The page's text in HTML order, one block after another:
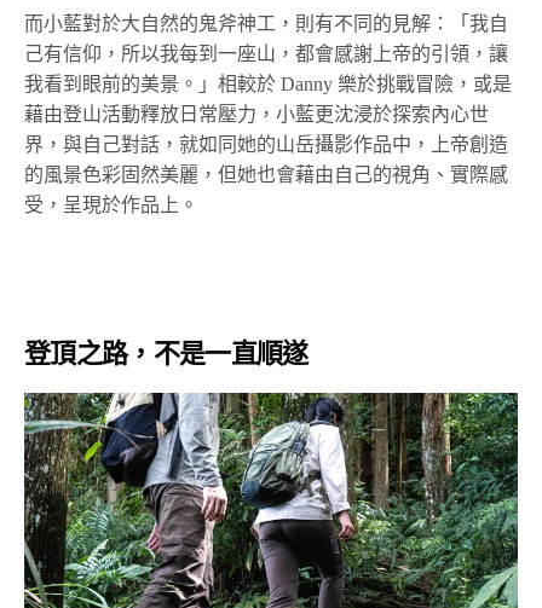
而小藍對於大自然的鬼斧神工，則有不同的見解：「我自
己有信仰，所以我每到一座山，都會感謝上帝的引領，讓
我看到眼前的美景。」相較於 Danny 樂於挑戰冒險，或是
藉由登山活動釋放日常壓力，小藍更沈浸於探索內心世
界，與自己對話，就如同她的山岳攝影作品中，上帝創造
的風景色彩固然美麗，但她也會藉由自己的視角、實際感
受，呈現於作品上。
登頂之路，不是一直順遂